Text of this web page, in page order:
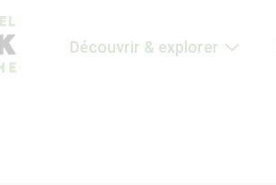
Découvrir & explorer